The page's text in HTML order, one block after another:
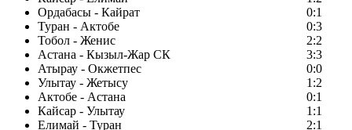
Ордабасы - Кайрат
0:1
Туран - Актобе
0:3
Тобол - Женис
2:2
Астана - Кызыл-Жар СК
3:3
Атырау - Окжетпес
0:0
Улытау - Жетысу
1:2
Актобе - Астана
0:1
Кайсар - Улытау
1:1
Елимай - Туран
2:1